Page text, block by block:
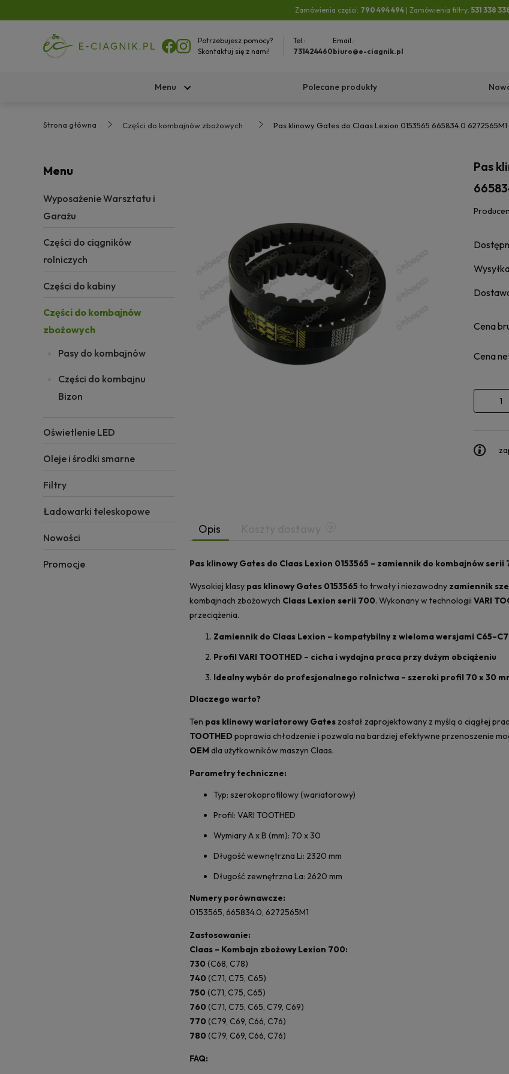
Zamówienia części: 790 494 494 | Zamówienia filtry: 531 338
Potrzebujesz pomocy?
Skontaktuj się z nami!
Tel.:
731424460
Email.:
biuro@e-ciagnik.pl
Menu Polecane produkty
Strona główna Części do kombajnów zbożowych Pas klinowy Gates do Claas Lexion 0153565 665834.0 6272565M1
Menu
Wyposażenie Warsztatu i
Garażu
Części do ciągników
rolniczych
Części do kabiny
Części do kombajnów
zbożowych
Pasy do kombajnów
Części do kombajnu
Bizon
Oświetlenie LED
Oleje i środki smarne
Filtry
Ładowarki teleskopowe
Nowości
Promocje
Pas
Cena
Cena
Opis
Pas klinowy Gates do Claas Lexion 0153565 – zamiennik do kombajnów serii
Wysokiej klasy pas klinowy Gates 0153565 to trwały i niezawodny zamiennik
kombajnach zbożowych Claas Lexion serii 700. Wykonany w technologii VARI
przeciążenia.
Zamiennik do Claas Lexion – kompatybilny z wieloma wersjami
Profil VARI TOOTHED – cicha i wydajna praca przy dużym obciążeniu
Idealny wybór do profesjonalnego rolnictwa – szeroki profil 70 x 30
Dlaczego warto?
Ten pas klinowy wariatorowy Gateszostał zaprojektowany z myślą o ciągłej
TOOTHED poprawia chłodzenie i pozwala na bardziej efektywne przenoszenie
OEM dla użytkowników maszyn Claas.
Parametry techniczne:
Typ: szerokoprofilowy (wariatorowy)
Profil: VARI TOOTHED
Wymiary A x B (mm): 70 x 30
Długość wewnętrzna Li: 2320 mm
Długość zewnętrzna La: 2620 mm
Numery porównawcze:
0153565, 665834.0, 6272565M1
Zastosowanie:
Claas – Kombajn zbożowy Lexion 700:
730 (C68, C78)
740 (C71, C75, C65)
750 (C71, C75, C65)
760 (C71, C75, C65, C79, C69)
770 (C79, C69, C66, C76)
780 (C79, C69, C66, C76)
FAQ: